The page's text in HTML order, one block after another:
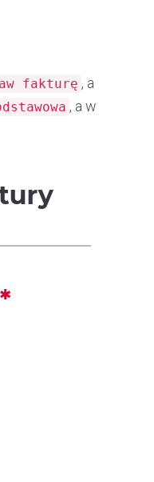
fakturę , a
, a w